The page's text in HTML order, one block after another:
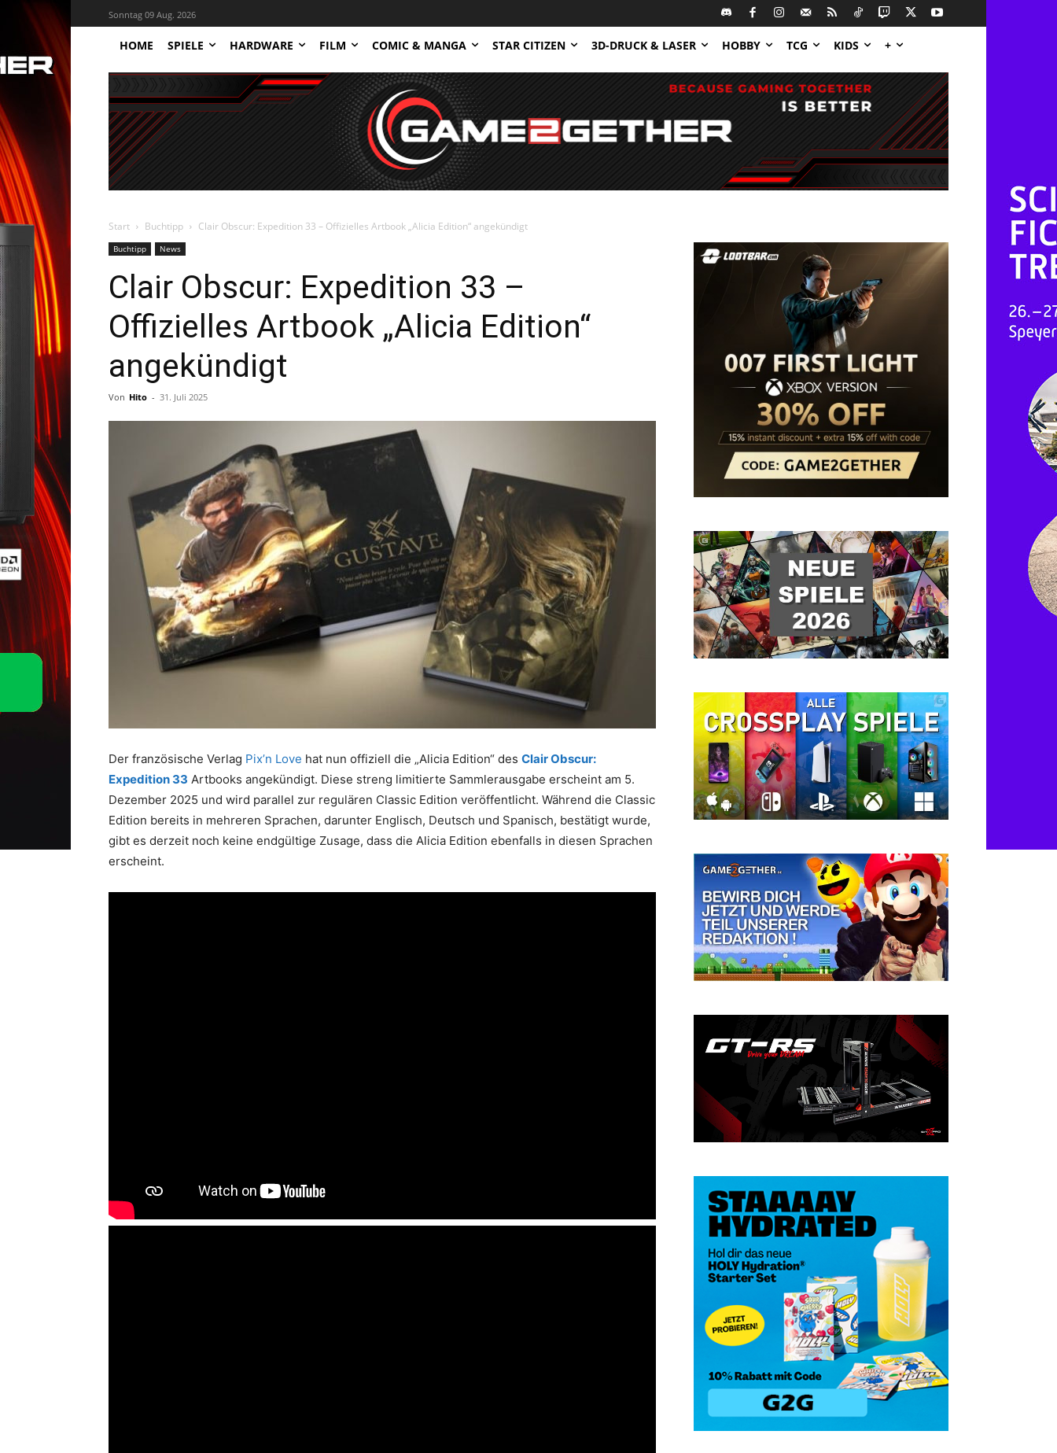
Sonntag 09 Aug. 2026
HOME SPIELE HARDWARE FILM COMIC & MANGA STAR CITIZEN 3D-DRUCK & LASER HOBBY TCG KIDS +
Start Buchtipp Clair Obscur: Expedition 33 – Offizielles Artbook „Alicia Edition“ angekündigt
Buchtipp News
Clair Obscur: Expedition 33 –
Offizielles Artbook „Alicia Edition“
angekündigt
Von Hito - 31. Juli 2025
Der französische Verlag Pix’n Love hat nun offiziell die „Alicia Edition“ des Clair Obscur:
Expedition 33 Artbooks angekündigt. Diese streng limitierte Sammlerausgabe erscheint am 5.
Dezember 2025 und wird parallel zur regulären Classic Edition veröffentlicht. Während die Classic
Edition bereits in mehreren Sprachen, darunter Englisch, Deutsch und Spanisch, bestätigt wurde,
gibt es derzeit noch keine endgültige Zusage, dass die Alicia Edition ebenfalls in diesen Sprachen
erscheint.